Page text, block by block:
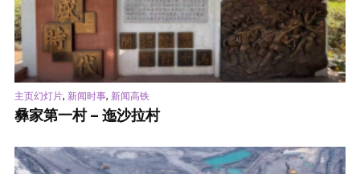
主页幻灯片, 新闻时事, 新闻高铁
彝家第一村 – 迤沙拉村